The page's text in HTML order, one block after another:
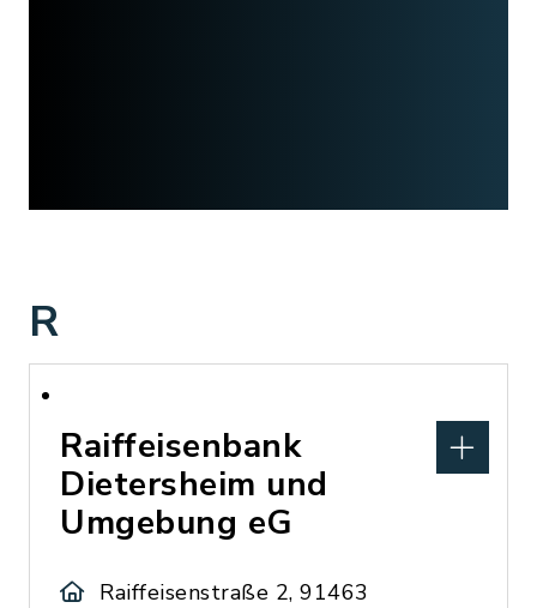
R
Raiffeisenbank
Dietersheim und
Umgebung eG
Raiffeisenstraße 2, 91463